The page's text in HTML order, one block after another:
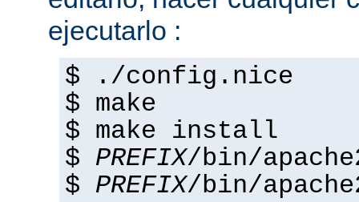
ejecutarlo :
$ ./config.nice
$ make
$ make install
$ PREFIX/bin/
$ PREFIX/bin/